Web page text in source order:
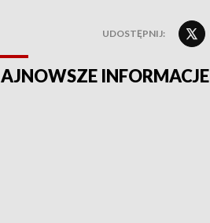
UDOSTĘPNIJ:
INFORMACJE